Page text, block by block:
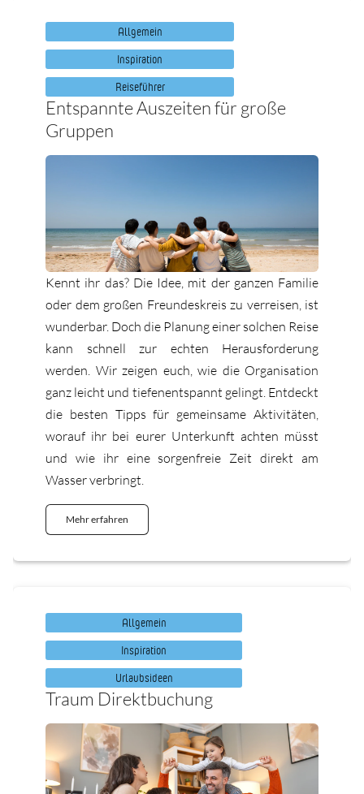
Allgemein
Inspiration
Reiseführer
Entspannte Auszeiten für große
Gruppen
Kennt ihr das? Die Idee, mit der ganzen Familie
oder dem großen Freundeskreis zu verreisen, ist
wunderbar. Doch die Planung einer solchen Reise
kann schnell zur echten Herausforderung
werden. Wir zeigen euch, wie die Organisation
ganz leicht und tiefenentspannt gelingt. Entdeckt
die besten Tipps für gemeinsame Aktivitäten,
worauf ihr bei eurer Unterkunft achten müsst
und wie ihr eine sorgenfreie Zeit direkt am
Wasser verbringt.
Mehr erfahren
Allgemein
Inspiration
Urlaubsideen
Traum Direktbuchung